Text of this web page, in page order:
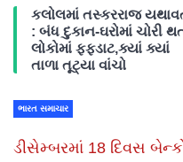
કલોલમાં તસ્કરરાજ
: બંધ દુકાન-ઘરોમાં ચોરી
લોકોમાં ફફડાટ,ક્યાં ક્યાં
તાળા તૂટ્યા વાંચો
ભારત સમાચાર
ડીસેમ્બરમાં 18 દિવસ